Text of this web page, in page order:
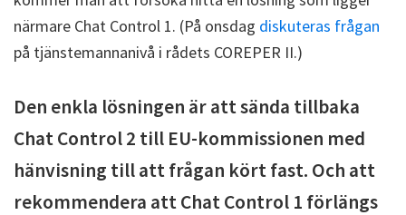
närmare Chat Control 1. (På onsdag diskuteras frågan
på tjänstemannanivå i rådets COREPER II.)
Den enkla lösningen är att sända tillbaka
Chat Control 2 till EU-kommissionen med
hänvisning till att frågan kört fast. Och att
rekommendera att Chat Control 1 förlängs